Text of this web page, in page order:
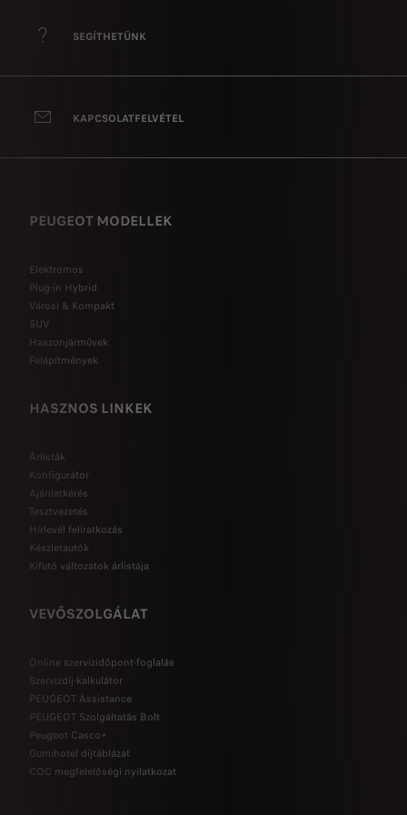
SEGÍTHETÜNK
KAPCSOLATFELVÉTEL
PEUGEOT MODELLEK
Elektromos
Plug-in Hybrid
Városi & Kompakt
SUV
Haszonjárművek
Felépítmények
HASZNOS LINKEK
Árlisták
Konfigurátor
Ajánlatkérés
Tesztvezetés
Hírlevél feliratkozás
Készletautók
Kifutó változatok árlistája
VEVŐSZOLGÁLAT
Online szervizidőpont-foglalás
Szervizdíj-kalkulátor
PEUGEOT Assistance
PEUGEOT Szolgáltatás Bolt
Peugeot Casco+
Gumihotel díjtáblázat
COC megfelelőségi nyilatkozat